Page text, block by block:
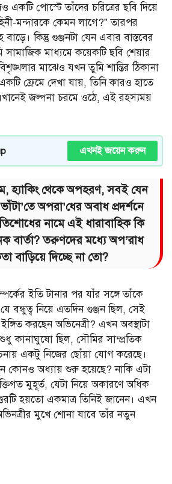
পোস্টে তাঁদের চরিত্রের ছবি দিয়ে
মন্দারকে কেমন লাগে?” তারপর
কিন্তু গুঞ্জনটা যেন এবার বাস্তবের
সামাজিক মাধ্যমে কয়েকটি ছবি শেয়ার
মাঝেও যখন তুমি শান্তির ঠিকানা
ফ্রেমে দেখা যায়, তিনি কারও হাতে
জল্পনা চরমে ওঠে, এই রহস্যময়
এখনই জয়েন করুন
হ্যাকিং থেকে অপহরণ, সবই যেন
অপরা’ধের অবাধ প্রদর্শনে
নামে এই ধারাবাহিক কি
বার্তা? তরুণদের মধ্যে অপ’রাধ
বাড়িয়ে দিচ্ছে না তো?
ইতি টানার পর যাঁর সঙ্গে তাঁকে
বন্ধুত্ব নিয়ে এতদিন গুঞ্জন ছিল, সেই
করছেন অভিনেত্রী? এখন অবস্থাটা
কানাঘুষো ছিল, সৌমির সাম্প্রতিক
একটু নিজের ছোঁয়া যোগ করেছে।
কোনও অধ্যায় শুরু হয়েছে? নাকি এটা
মুহূর্ত, যেটা নিয়ে অকারণে অধিক
হয়তো একমাত্র তিনিই জানেন। এখন
মুখে শোনা যাবে তাঁর নতুন